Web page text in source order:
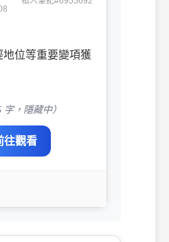
地位等重要變項獲
，隱藏中）
往觀看